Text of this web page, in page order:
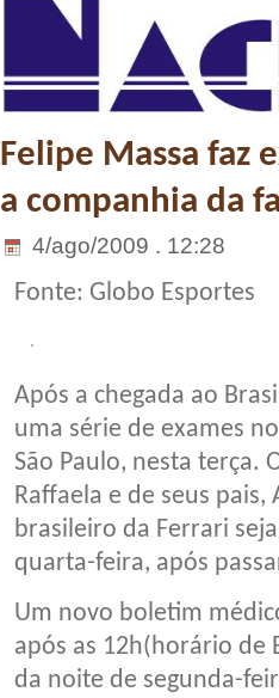
Felipe Massa faz
a companhia da
4/ago/2009 . 12:28
Fonte: Globo Esportes
Após a chegada ao
uma série de exames
São Paulo, nesta terça.
Raffaela e de seus
brasileiro da Ferrari
quarta-feira, após
Um novo boletim
após as 12h(horário de
da noite de segunda-